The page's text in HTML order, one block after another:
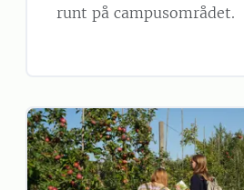
runt på campusområdet.